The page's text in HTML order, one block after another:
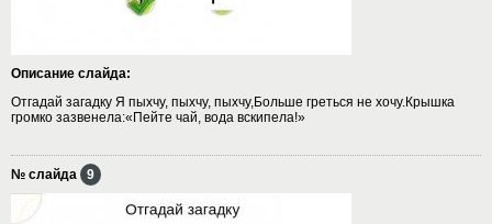
Описание слайда:
Отгадай загадку Я пыхчу, пыхчу, пыхчу,Больше греться не хочу.Крышка
громко зазвенела:«Пейте чай, вода вскипела!»
№ слайда 9